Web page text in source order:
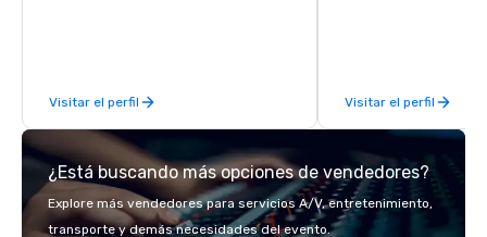
Visitar el perfil
sourcing,
transportation, VIP
events, exclusive
on-site coordination.
executive gatherings
Visitar el perfil
¿Está buscando más opciones de vendedores?
Explore más vendedores para servicios A/V, entretenimiento,
transporte y demás necesidades del evento.